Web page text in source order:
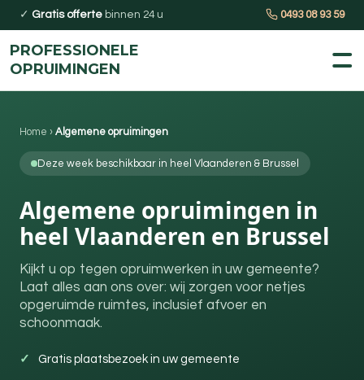
✓ Gratis offerte binnen 24 u 0493 08 93 59
PROFESSIONELE
OPRUIMINGEN
Home › Algemene opruimingen
Deze week beschikbaar in heel Vlaanderen & Brussel
Algemene opruimingen in
heel Vlaanderen en Brussel
Kijkt u op tegen opruimwerken in uw gemeente?
Laat alles aan ons over: wij zorgen voor netjes
opgeruimde ruimtes, inclusief afvoer en
schoonmaak.
Gratis plaatsbezoek in uw gemeente